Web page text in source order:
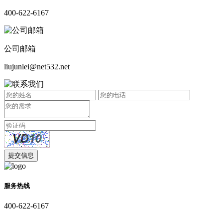
400-622-6167
公司邮箱
liujunlei@net532.net
服务热线
400-622-6167